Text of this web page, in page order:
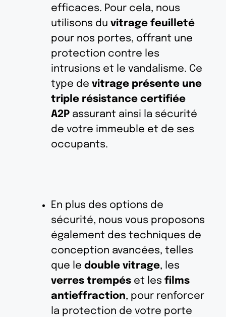
efficaces. Pour cela, nous
utilisons du vitrage feuilleté
pour nos portes, offrant une
protection contre les
intrusions et le vandalisme. Ce
type de vitrage présente une
triple résistance certifiée
A2P assurant ainsi la sécurité
de votre immeuble et de ses
occupants.
En plus des options de
sécurité, nous vous proposons
également des techniques de
conception avancées, telles
que le double vitrage, les
verres trempés et les films
antieffraction, pour renforcer
la protection de votre porte